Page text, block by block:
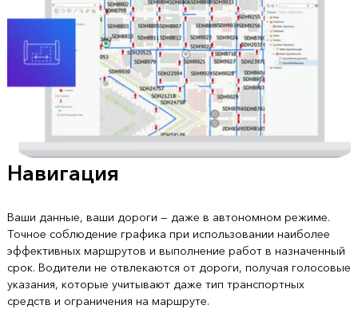
Навигация
Ваши данные, ваши дороги — даже в автономном режиме.
Точное соблюдение графика при использовании наиболее
эффективных маршрутов и выполнение работ в назначенный
срок. Водители не отвлекаются от дороги, получая голосовые
указания, которые учитывают даже тип транспортных
средств и ограничения на маршруте.